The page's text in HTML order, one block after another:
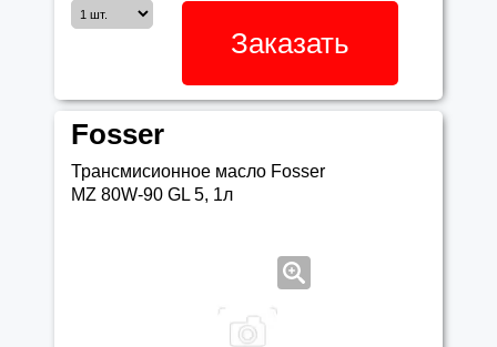
Заказать
Fosser
Трансмисионное масло Fosser
MZ 80W-90 GL 5, 1л